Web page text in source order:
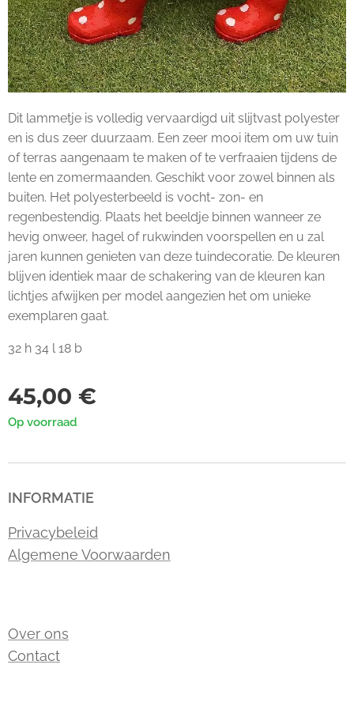
Dit lammetje is volledig vervaardigd uit slijtvast polyester
en is dus zeer duurzaam. Een zeer mooi item om uw tuin
of terras aangenaam te maken of te verfraaien tijdens de
lente en zomermaanden. Geschikt voor zowel binnen als
buiten. Het polyesterbeeld is vocht- zon- en
regenbestendig. Plaats het beeldje binnen wanneer ze
hevig onweer, hagel of rukwinden voorspellen en u zal
jaren kunnen genieten van deze tuindecoratie. De kleuren
blijven identiek maar de schakering van de kleuren kan
lichtjes afwijken per model aangezien het om unieke
exemplaren gaat.
32 h 34 l 18 b
45,00 €
Op voorraad
INFORMATIE
Privacybeleid
Algemene Voorwaarden
Over ons
Contact